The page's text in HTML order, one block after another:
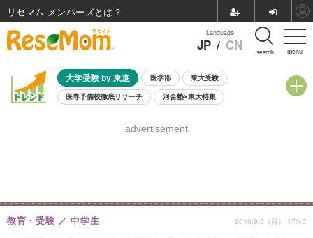
menu
Language
JP / CN search
大学受験 by 東進 医学部 東大受験
医専予備校徹底リサーチ 河合塾×東大特集
8月開催学校説明会・相談会
advertisement
教育・受験 中学生 2016.9.5（月） 17:45
リセマム メンバーズ